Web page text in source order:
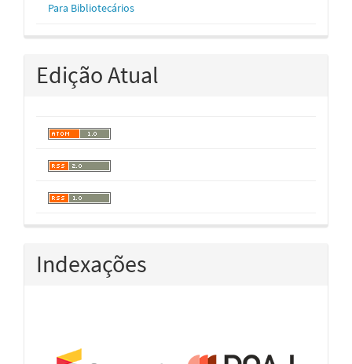
Para Bibliotecários
Edição Atual
Indexações